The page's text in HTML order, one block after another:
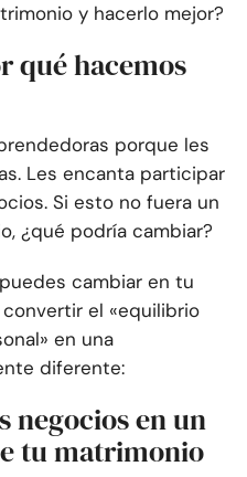
y hacerlo mejor?
qué hacemos
porque les
Les encanta participar
Si esto no fuera un
¿qué podría cambiar?
cambiar en tu
el «equilibrio
en una
diferente:
negocios en un
tu matrimonio